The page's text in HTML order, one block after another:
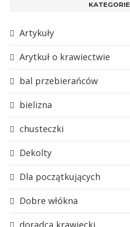
KATEGORIE
Artykuły
Arytkuł o krawiectwie
bal przebierańców
bielizna
chusteczki
Dekolty
Dla początkujących
Dobre włókna
doradca krawiecki